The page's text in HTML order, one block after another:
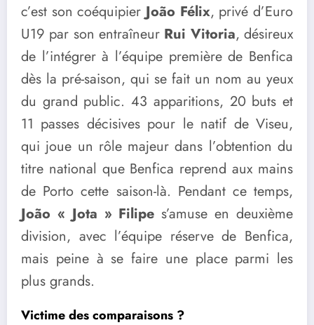
c’est son coéquipier João Félix, privé d’Euro
U19 par son entraîneur Rui Vitoria, désireux
de l’intégrer à l’équipe première de Benfica
dès la pré-saison, qui se fait un nom au yeux
du grand public. 43 apparitions, 20 buts et
11 passes décisives pour le natif de Viseu,
qui joue un rôle majeur dans l’obtention du
titre national que Benfica reprend aux mains
de Porto cette saison-là. Pendant ce temps,
João « Jota » Filipe s’amuse en deuxième
division, avec l’équipe réserve de Benfica,
mais peine à se faire une place parmi les
plus grands.
Victime des comparaisons ?